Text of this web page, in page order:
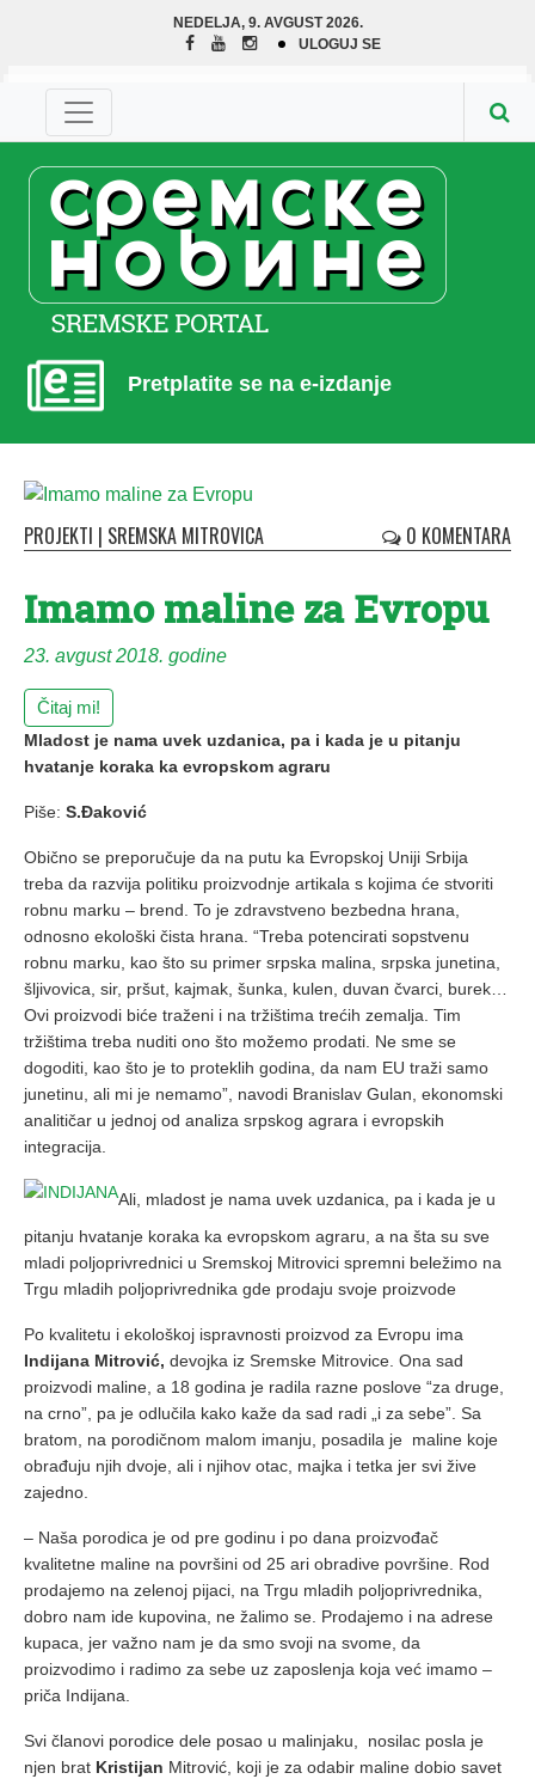
NEDELJA, 9. AVGUST 2026.
ULOGUJ SE
Pretplatite se na e-izdanje
PROJEKTI | SREMSKA MITROVICA 0 KOMENTARA
Imamo maline za Evropu
23. avgust 2018. godine
Čitaj mi!
Mladost je nama uvek uzdanica, pa i kada je u pitanju
hvatanje koraka ka evropskom agraru
Piše: S.Đaković
Obično se preporučuje da na putu ka Evropskoj Uniji Srbija
treba da razvija politiku proizvodnje artikala s kojima će stvoriti
robnu marku – brend. To je zdravstveno bezbedna hrana,
odnosno ekološki čista hrana. “Treba potencirati sopstvenu
robnu marku, kao što su primer srpska malina, srpska junetina,
šljivovica, sir, pršut, kajmak, šunka, kulen, duvan čvarci, burek…
Ovi proizvodi biće traženi i na tržištima trećih zemalja. Tim
tržištima treba nuditi ono što možemo prodati. Ne sme se
dogoditi, kao što je to proteklih godina, da nam EU traži samo
junetinu, ali mi je nemamo”, navodi Branislav Gulan, ekonomski
analitičar u jednoj od analiza srpskog agrara i evropskih
integracija.
Ali, mladost je nama uvek uzdanica, pa i kada je u
pitanju hvatanje koraka ka evropskom agraru, a na šta su sve
mladi poljoprivrednici u Sremskoj Mitrovici spremni beležimo na
Trgu mladih poljoprivrednika gde prodaju svoje proizvode
Po kvalitetu i ekološkoj ispravnosti proizvod za Evropu ima
Indijana Mitrović, devojka iz Sremske Mitrovice. Ona sad
proizvodi maline, a 18 godina je radila razne poslove “za druge,
na crno”, pa je odlučila kako kaže da sad radi „i za sebe”. Sa
bratom, na porodičnom malom imanju, posadila je maline koje
obrađuju njih dvoje, ali i njihov otac, majka i tetka jer svi žive
zajedno.
– Naša porodica je od pre godinu i po dana proizvođač
kvalitetne maline na površini od 25 ari obradive površine. Rod
prodajemo na zelenoj pijaci, na Trgu mladih poljoprivrednika,
dobro nam ide kupovina, ne žalimo se. Prodajemo i na adrese
kupaca, jer važno nam je da smo svoji na svome, da
proizvodimo i radimo za sebe uz zaposlenja koja već imamo –
priča Indijana.
Svi članovi porodice dele posao u malinjaku, nosilac posla je
njen brat Kristijan Mitrović, koji je za odabir maline dobio savet